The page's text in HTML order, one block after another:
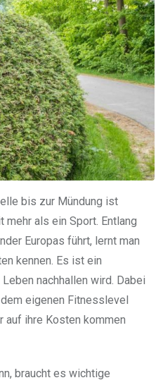
bis zur Mündung ist
als ein Sport. Entlang
Europas führt, lernt man
kennen. Es ist ein
nachhallen wird. Dabei
eigenen Fitnesslevel
auf ihre Kosten kommen
braucht es wichtige